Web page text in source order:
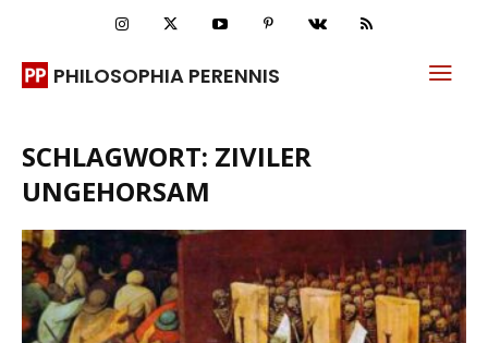
PHILOSOPHIA PERENNIS
SCHLAGWORT: ZIVILER
UNGEHORSAM